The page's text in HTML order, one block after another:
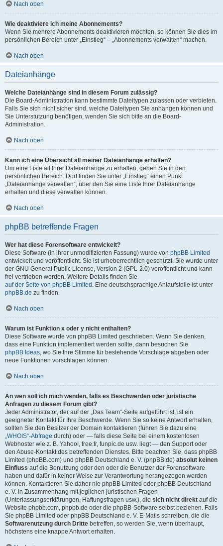
Nach oben
Wie deaktiviere ich meine Abonnements?
Wenn Sie mehrere Abonnements deaktivieren möchten, so können Sie dies im
persönlichen Bereich unter „Einstieg“ – „Abonnements verwalten“ machen.
Nach oben
Dateianhänge
Welche Dateianhänge sind in diesem Forum zulässig?
Die Board-Administration kann bestimmte Dateitypen zulassen oder verbieten.
Falls Sie sich nicht sicher sind, welche Dateitypen Sie anhängen können und
Sie Unterstützung benötigen, wenden Sie sich bitte an die Board-
Administration.
Nach oben
Kann ich eine Übersicht all meiner Dateianhänge erhalten?
Um eine Liste all Ihrer Dateianhänge zu erhalten, gehen Sie in den
persönlichen Bereich. Dort finden Sie unter „Einstieg“ einen Punkt
„Dateianhänge verwalten“, über den Sie eine Liste Ihrer Dateianhänge
erhalten und diese verwalten können.
Nach oben
phpBB betreffende Fragen
Wer hat diese Forensoftware entwickelt?
Diese Software (in ihrer unmodifizierten Fassung) wurde von phpBB Limited
entwickelt und veröffentlicht. Sie ist urheberrechtlich geschützt. Sie wurde unter
der GNU General Public License, Version 2 (GPL-2.0) veröffentlicht und kann
frei vertrieben werden. Weitere Details finden Sie
auf der Seite von phpBB Limited . Eine deutschsprachige Anlaufstelle ist unter
phpBB.de zu finden.
Nach oben
Warum ist Funktion x oder y nicht enthalten?
Diese Software wurde von phpBB Limited geschrieben. Wenn Sie denken,
dass eine Funktion implementiert werden sollte, dann besuchen Sie
phpBB Ideas, wo Sie Ihre Stimme für bestehende Vorschläge abgeben oder
neue Funktionen vorschlagen können.
Nach oben
An wen soll ich mich wenden, falls es Beschwerden oder juristische
Anfragen zu diesem Forum gibt?
Jeder Administrator, der auf der „Das Team“-Seite aufgeführt ist, ist ein
geeigneter Kontakt für Ihre Beschwerde. Wenn Sie so keine Antwort erhalten,
sollten Sie den Besitzer der Domain kontaktieren (führen Sie dazu eine
„WHOIS“-Abfrage durch) oder — falls diese Seite bei einem kostenlosen
Webhoster wie z. B. Yahoo!, free.fr, funpic.de usw. liegt — den Support oder
den Abuse-Kontakt des betreffenden Dienstes. Bitte beachten Sie, dass phpBB
Limited (phpBB.com) und phpBB Deutschland e. V. (phpBB.de) absolut keinen
Einfluss auf die Benutzung oder den oder die Benutzer der Forensoftware
haben und dafür in keiner Weise zur Verantwortung herangezogen werden
können. Kontaktieren Sie daher nie phpBB Limited oder phpBB Deutschland
e. V. in Zusammenhang mit jeglichen juristischen Fragen
(Unterlassungserklärungen, Haftungsfragen usw.), die sich nicht direkt auf die
Website phpbb.com, phpbb.de oder die phpBB-Software selbst beziehen. Falls
Sie phpBB Limited oder phpBB Deutschland e. V. E-Mails schreiben, die die
Softwarenutzung durch Dritte betreffen, so werden Sie, wenn überhaupt,
höchstens eine knappe Antwort erhalten.